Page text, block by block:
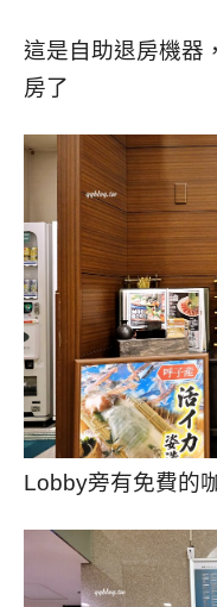
這是自助退房機器
房了
Lobby旁有免費的